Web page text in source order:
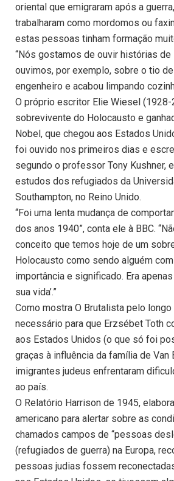
oriental que emigraram após a
trabalharam como mordomos ou
estas pessoas tinham formação
“Nós gostamos de ouvir histórias de
ouvimos, por exemplo, sobre o tio
engenheiro e acabou limpando
O próprio escritor Elie Wiesel
sobrevivente do Holocausto e
Nobel, que chegou aos Estados
foi ouvido nos primeiros dias e
segundo o professor Tony Kushner,
estudos dos refugiados da
Southampton, no Reino Unido.
“Foi uma lenta mudança de
dos anos 1940”, conta ele à BBC.
conceito que temos hoje de um
Holocausto como sendo alguém
importância e significado. Era
sua vida’.”
Como mostra O Brutalista pelo
necessário para que Erzsébet Toth
aos Estados Unidos (o que só foi
graças à influência da família de Van
imigrantes judeus enfrentaram
ao país.
O Relatório Harrison de 1945,
americano para alertar sobre as
chamados campos de “pessoas
(refugiados de guerra) na Europa,
pessoas judias fossem